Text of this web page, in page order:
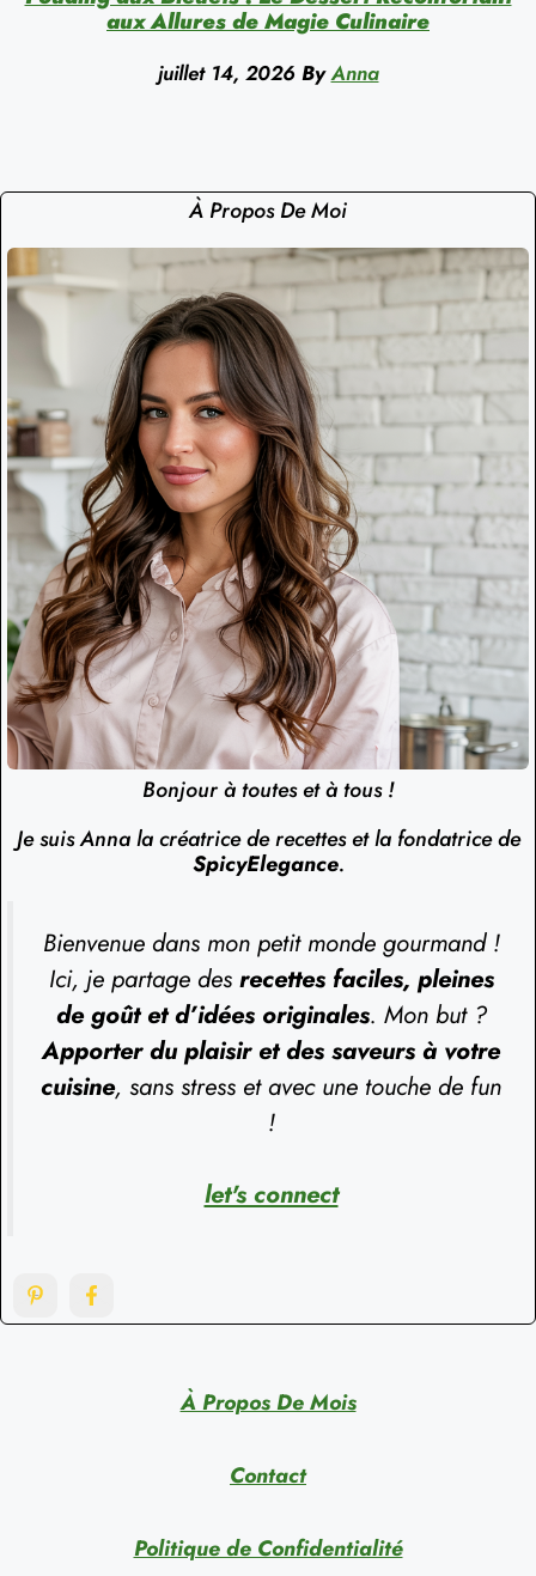
aux Allures de Magie Culinaire
juillet 14, 2026 By Anna
À Propos De Moi
Bonjour à toutes et à tous !
Je suis Anna la créatrice de recettes et la fondatrice de
SpicyElegance.
Bienvenue dans mon petit monde gourmand !
Ici, je partage des recettes faciles, pleines
de goût et d’idées originales. Mon but ?
Apporter du plaisir et des saveurs à votre
cuisine, sans stress et avec une touche de fun
!
let's connect
À Propos De Mois
Contact
Politique de Confidentialité